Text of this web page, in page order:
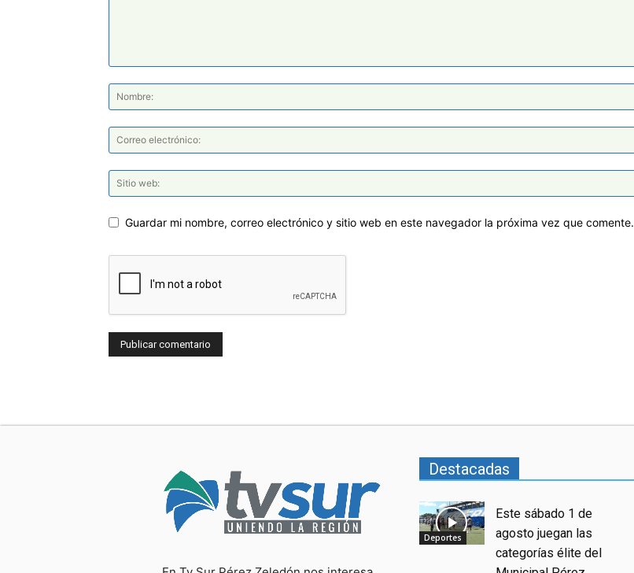
Guardar mi nombre, correo electrónico y sitio web en este navegador la próxima vez que comente.
Destacadas
Deportes
Este sábado 1 de
agosto juegan las
categorías élite del